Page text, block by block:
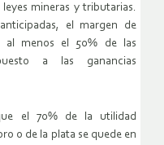
mineras y tributarias.
el margen de
al menos el 50% de las
a las ganancias
el 70% de la utilidad
o de la plata se quede en